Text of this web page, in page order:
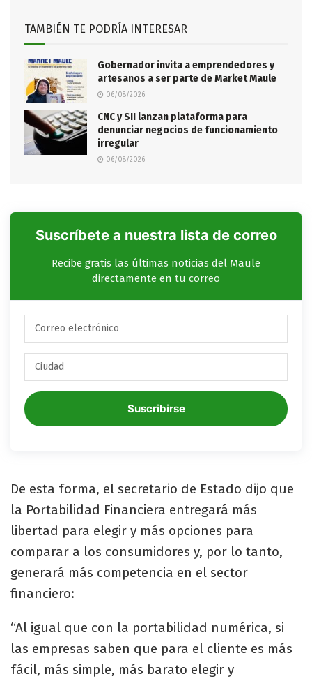
TAMBIÉN TE PODRÍA INTERESAR
Gobernador invita a emprendedores y
artesanos a ser parte de Market Maule
06/08/2026
CNC y SII lanzan plataforma para
denunciar negocios de funcionamiento
irregular
06/08/2026
Suscríbete a nuestra lista de correo
Recibe gratis las últimas noticias del Maule
directamente en tu correo
Suscribirse
De esta forma, el secretario de Estado dijo que
la Portabilidad Financiera entregará más
libertad para elegir y más opciones para
comparar a los consumidores y, por lo tanto,
generará más competencia en el sector
financiero:
“Al igual que con la portabilidad numérica, si
las empresas saben que para el cliente es más
fácil, más simple, más barato elegir y